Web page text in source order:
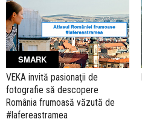
SMARK
VEKA invită pasionaţii de
fotografie să descopere
România frumoasă văzută de
#lafereastramea